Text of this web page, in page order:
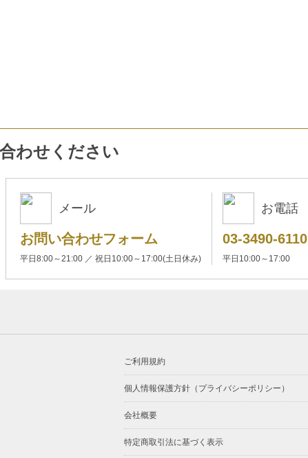
わせください
メール
お問い合わせフォーム
平日8:00～21:00 ／ 祝日10:00～17:00(土日休み)
お電話
03-3490-6110
平日10:00～17:00
ご利用規約
個人情報保護方針（プライバシーポリシー）
会社概要
特定商取引法に基づく表示